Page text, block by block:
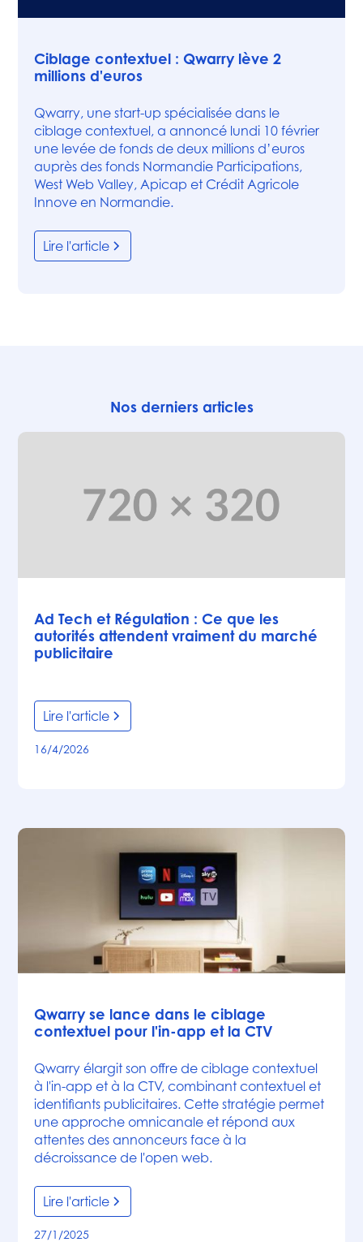
Ciblage contextuel : Qwarry lève 2
millions d'euros
Qwarry, une start-up spécialisée dans le
ciblage contextuel, a annoncé lundi 10 février
une levée de fonds de deux millions d’euros
auprès des fonds Normandie Participations,
West Web Valley, Apicap et Crédit Agricole
Innove en Normandie.
Lire l'article
Nos derniers articles
Ad Tech et Régulation : Ce que les
autorités attendent vraiment du marché
publicitaire
Lire l'article
16/4/2026
Qwarry se lance dans le ciblage
contextuel pour l'in-app et la CTV
Qwarry élargit son offre de ciblage contextuel
à l'in-app et à la CTV, combinant contextuel et
identifiants publicitaires. Cette stratégie permet
une approche omnicanale et répond aux
attentes des annonceurs face à la
décroissance de l'open web.
Lire l'article
27/1/2025